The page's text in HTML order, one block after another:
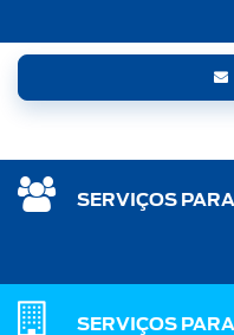
SERVIÇOS
SERVIÇOS